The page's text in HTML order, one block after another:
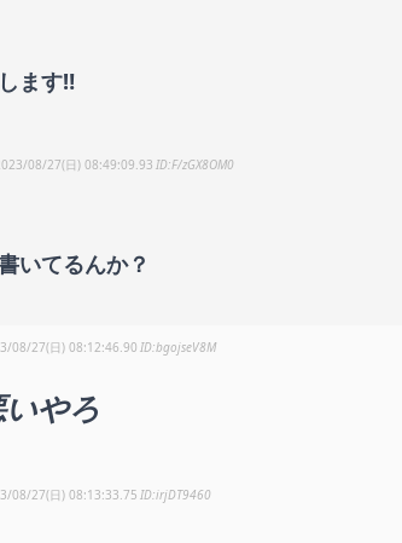
ます‼
08/27(日) 08:49:09.93 F/zGX8OM0
いてるんか？
08/27(日) 08:12:46.90 bgojseV8M
やろ
08/27(日) 08:13:33.75 irjDT9460